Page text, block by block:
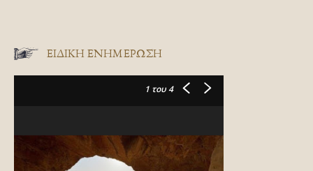
ΕΙΔΙΚΉ ΕΝΗΜΈΡΩΣΗ
1 του 4